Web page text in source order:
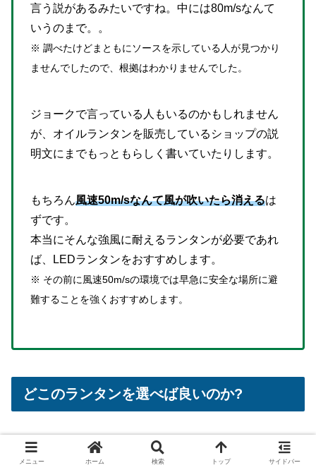
言う説があるみたいですね。中には80m/sなんて
いうのまで。。
※ 調べたけどまともにソースを示している人が見つかり
ませんでしたので、根拠はわかりませんでした。
ジョークで言っている人もいるのかもしれません
が、オイルランタンを販売しているショップの説
明文にまでもっともらしく書いていたりします。
もちろん風速50m/sなんて風が吹いたら消えるは
ずです。
本当にそんな強風に耐えるランタンが必要であれ
ば、LEDランタンをおすすめします。
※ その前に風速50m/sの環境では早急に安全な場所に避
難することを強くおすすめします。
どこのランタンを選べば良いのか?
冒頭で述べた通り、僕の結論から言ってしまうと
「好きな
メニュー ホーム 検索 トップ サイドバー